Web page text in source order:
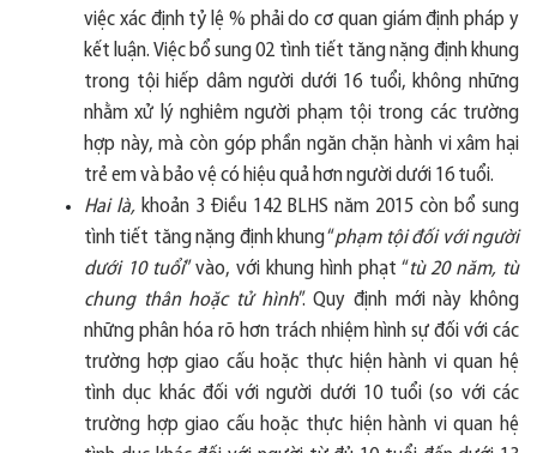
việc xác định tỷ lệ % phải do cơ quan giám định pháp y
kết luận. Việc bổ sung 02 tình tiết tăng nặng định khung
trong tội hiếp dâm người dưới 16 tuổi, không những
nhằm xử lý nghiêm người phạm tội trong các trường
hợp này, mà còn góp phần ngăn chặn hành vi xâm hại
trẻ em và bảo vệ có hiệu quả hơn người dưới 16 tuổi.
Hai là,khoản 3 Điều 142 BLHS năm 2015 còn bổ sung
tình tiết tăng nặng định khung “phạm tội đối với người
dưới 10 tuổi” vào, với khung hình phạt “tù 20 năm, tù
chung thân hoặc tử hình”. Quy định mới này không
những phân hóa rõ hơn trách nhiệm hình sự đối với các
trường hợp giao cấu hoặc thực hiện hành vi quan hệ
tình dục khác đối với người dưới 10 tuổi (so với các
trường hợp giao cấu hoặc thực hiện hành vi quan hệ